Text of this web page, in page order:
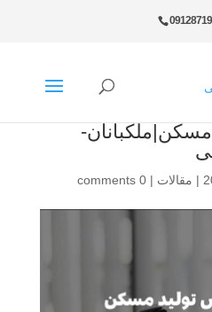
| مقالات |
0 comments